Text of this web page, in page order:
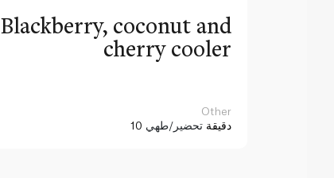
Blackberry, coconut and
cherry cooler
Other
10 دقيقة تحضير/طهي